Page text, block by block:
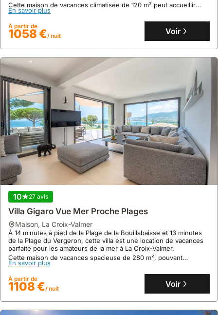
Cette maison de vacances climatisée de 120 m² peut accueillir
jusqu'à 14 personnes dans ses 4 chambres et dispose d'une
terrasse avec vue sur la mer, d'un jardin et du WiFi gratuit.
En savoir plus
À partir de
1058 €/ nuit Voir
10 27 avis
Villa Gigaro Vue Mer Proche Plages
maison, La Croix-Valmer
À 14 minutes à pied de la Plage de la Bouillabaisse et 13 minutes
de la Plage du Vergeron, cette villa est une location de vacances
parfaite pour les amateurs de la mer à La Croix-Valmer.
Cette maison de vacances spacieuse de 280 m², pouvant
accueillir 12 personnes, dispose de 6 chambres, d'une piscine
En savoir plus
À partir de
1108 €/ nuit Voir